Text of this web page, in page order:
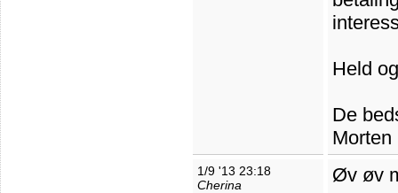
Held
De
Morten
1/9 '13 23:18
Cherina
Øv øv